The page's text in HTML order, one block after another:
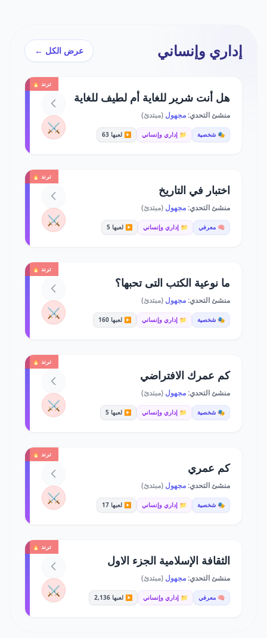
إداري وإنساني عرض الكل ←
ترند 🔥
هل أنت شرير للغاية أم لطيف للغاية
منشئ التحدي:مجهول (مبتدئ)
🎭 شخصية 📁 إداري وإنساني ▶️ لعبها 63 ⚔️
ترند 🔥
اختبار في التاريخ
منشئ التحدي:مجهول (مبتدئ)
🧠 معرفي 📁 إداري وإنساني ▶️ لعبها 5 ⚔️
ترند 🔥
ما نوعية الكتب التى تحبها؟
منشئ التحدي:مجهول (مبتدئ)
🎭 شخصية 📁 إداري وإنساني ▶️ لعبها 160 ⚔️
ترند 🔥
كم عمرك الافتراضي
منشئ التحدي:مجهول (مبتدئ)
🎭 شخصية 📁 إداري وإنساني ▶️ لعبها 5 ⚔️
ترند 🔥
كم عمري
منشئ التحدي:مجهول (مبتدئ)
🎭 شخصية 📁 إداري وإنساني ▶️ لعبها 17 ⚔️
ترند 🔥
الثقافة الإسلامية الجزء الاول
منشئ التحدي:مجهول (مبتدئ)
🧠 معرفي 📁 إداري وإنساني ▶️ لعبها 2,136 ⚔️